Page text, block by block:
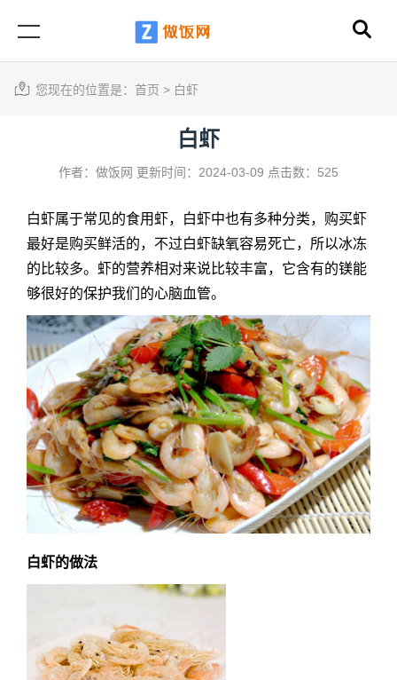
您现在的位置是： 首页 > 白虾
白虾
作者：做饭网 更新时间：2024-03-09 点击数：525
白虾属于常见的食用虾，白虾中也有多种分类，购买虾
最好是购买鲜活的，不过白虾缺氧容易死亡，所以冰冻
的比较多。虾的营养相对来说比较丰富，它含有的镁能
够很好的保护我们的心脑血管。
白虾的做法